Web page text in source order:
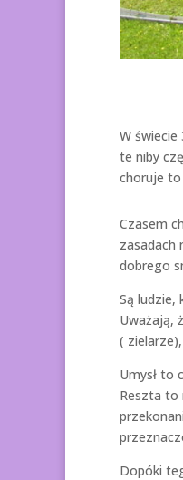
W
te niby
choruje to
Czasem
zasadach
dobrego
Są ludzie,
Uważają,
(
Umysł to
Reszta to
Dopóki